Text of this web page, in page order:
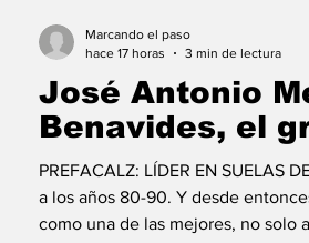
José Antonio
Benavides, el
PREFACALZ: LÍDER EN SUELAS
a los años 80-90. Y desde
como una de las mejores, no solo
Marcando el paso
hace 17 horas
3 min de lectura